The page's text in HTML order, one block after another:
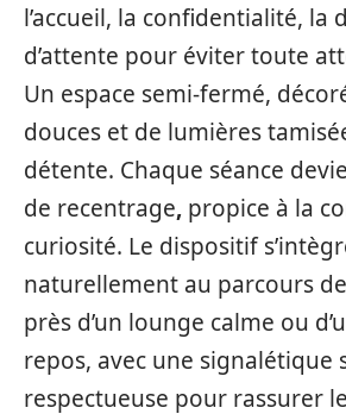
l’accueil, la confidentialité, la
d’attente pour éviter toute
Un espace semi-fermé,
douces et de lumières
détente. Chaque séance
de recentrage, propice à la
curiosité. Le dispositif
naturellement au parcours
près d’un lounge calme ou
repos, avec une signalétique
respectueuse pour rassurer